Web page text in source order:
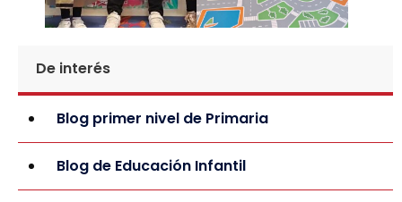
De interés
Blog primer nivel de Primaria
Blog de Educación Infantil